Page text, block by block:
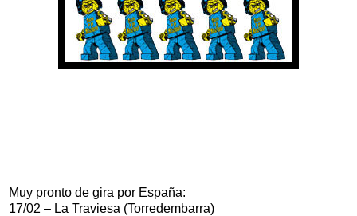
Muy pronto de gira por España:
17/02 – La Traviesa (Torredembarra)